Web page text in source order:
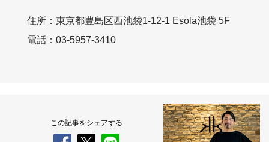
住所：東京都豊島区西池袋1-12-1 Esola池袋 5F
電話：03-5957-3410
この記事をシェアする